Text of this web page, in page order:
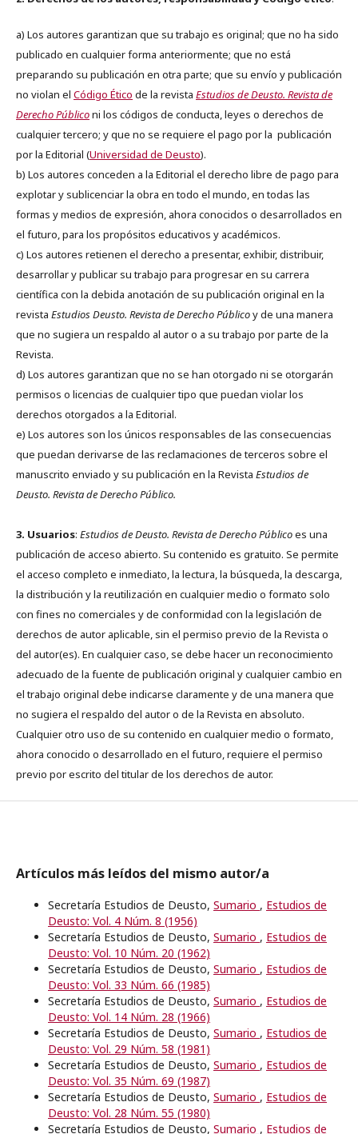
a) Los autores garantizan que su trabajo es original; que no ha sido
publicado en cualquier forma anteriormente; que no está
preparando su publicación en otra parte; que su envío y publicación
no violan el Código Ético de la revista Estudios de Deusto. Revista de
Derecho Públiconi los códigos de conducta, leyes o derechos de
cualquier tercero; y que no se requiere el pago por la publicación
por la Editorial (Universidad de Deusto).
b) Los autores conceden a la Editorial el derecho libre de pago para
explotar y sublicenciar la obra en todo el mundo, en todas las
formas y medios de expresión, ahora conocidos o desarrollados en
el futuro, para los propósitos educativos y académicos.
c) Los autores retienen el derecho a presentar, exhibir, distribuir,
desarrollar y publicar su trabajo para progresar en su carrera
científica con la debida anotación de su publicación original en la
revista Estudios Deusto. Revista de Derecho Públicoy de una manera
que no sugiera un respaldo al autor o a su trabajo por parte de la
Revista.
d) Los autores garantizan que no se han otorgado ni se otorgarán
permisos o licencias de cualquier tipo que puedan violar los
derechos otorgados a la Editorial.
e) Los autores son los únicos responsables de las consecuencias
que puedan derivarse de las reclamaciones de terceros sobre el
manuscrito enviado y su publicación en la Revista Estudios de
Deusto. Revista de Derecho Público.
3. Usuarios: Estudios de Deusto. Revista de Derecho Públicoes una
publicación de acceso abierto. Su contenido es gratuito. Se permite
el acceso completo e inmediato, la lectura, la búsqueda, la descarga,
la distribución y la reutilización en cualquier medio o formato solo
con fines no comerciales y de conformidad con la legislación de
derechos de autor aplicable, sin el permiso previo de la Revista o
del autor(es). En cualquier caso, se debe hacer un reconocimiento
adecuado de la fuente de publicación original y cualquier cambio en
el trabajo original debe indicarse claramente y de una manera que
no sugiera el respaldo del autor o de la Revista en absoluto.
Cualquier otro uso de su contenido en cualquier medio o formato,
ahora conocido o desarrollado en el futuro, requiere el permiso
previo por escrito del titular de los derechos de autor.
Artículos más leídos del mismo autor/a
Secretaría Estudios de Deusto, Sumario , Estudios de
Deusto: Vol. 4 Núm. 8 (1956)
Secretaría Estudios de Deusto, Sumario , Estudios de
Deusto: Vol. 10 Núm. 20 (1962)
Secretaría Estudios de Deusto, Sumario , Estudios de
Deusto: Vol. 33 Núm. 66 (1985)
Secretaría Estudios de Deusto, Sumario , Estudios de
Deusto: Vol. 14 Núm. 28 (1966)
Secretaría Estudios de Deusto, Sumario , Estudios de
Deusto: Vol. 29 Núm. 58 (1981)
Secretaría Estudios de Deusto, Sumario , Estudios de
Deusto: Vol. 35 Núm. 69 (1987)
Secretaría Estudios de Deusto, Sumario , Estudios de
Deusto: Vol. 28 Núm. 55 (1980)
Secretaría Estudios de Deusto, Sumario , Estudios de